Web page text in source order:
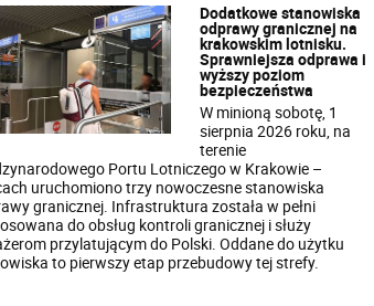
Dodatkowe stanowiska
odprawy granicznej na
krakowskim lotnisku.
Sprawniejsza odprawa i
wyższy poziom
bezpieczeństwa
W minioną sobotę, 1
sierpnia 2026 roku, na
terenie
Portu Lotniczego w Krakowie –
uruchomiono trzy nowoczesne stanowiska
granicznej. Infrastruktura została w pełni
do obsług kontroli granicznej i służy
przylatującym do Polski. Oddane do użytku
to pierwszy etap przebudowy tej strefy.